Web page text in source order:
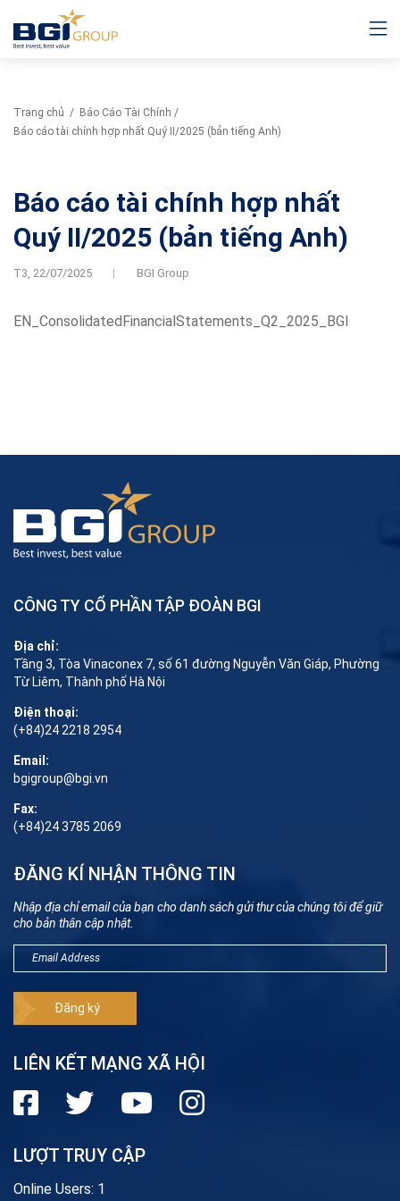
Trang chủ / Báo Cáo Tài Chính /
Báo cáo tài chính hợp nhất Quý II/2025 (bản tiếng Anh)
Báo cáo tài chính hợp nhất
Quý II/2025 (bản tiếng Anh)
T3, 22/07/2025 BGI Group
EN_ConsolidatedFinancialStatements_Q2_2025_BGI
CÔNG TY CỔ PHẦN TẬP ĐOÀN BGI
Địa chỉ:
Tầng 3, Tòa Vinaconex 7, số 61 đường Nguyễn Văn Giáp, Phường
Từ Liêm, Thành phố Hà Nội
Điện thoại:
(+84)24 2218 2954
Email:
bgigroup@bgi.vn
Fax:
(+84)24 3785 2069
ĐĂNG KÍ NHẬN THÔNG TIN
Nhập địa chỉ email của bạn cho danh sách gửi thư của chúng tôi để giữ
cho bản thân cập nhật.
LIÊN KẾT MẠNG XÃ HỘI
LƯỢT TRUY CẬP
Online Users: 1